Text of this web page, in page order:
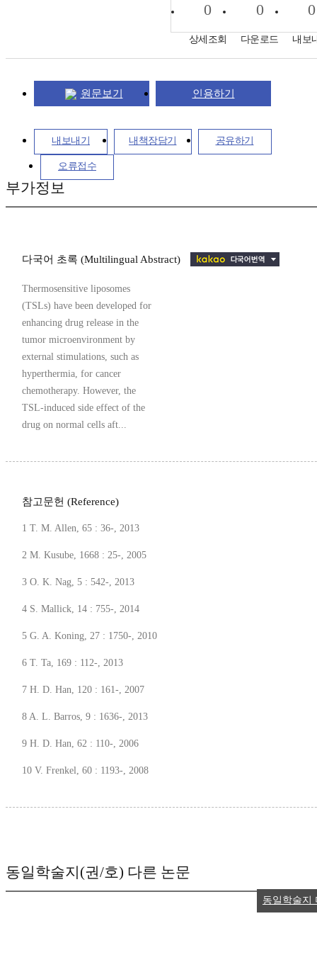
0
상세조회
0
다운로드
0
내보
원문보기 인용하기
내보내기 내책장담기 공유하기
오류접수
부가정보
다국어 초록 (Multilingual Abstract)
Thermosensitive liposomes
(TSLs) have been developed for
enhancing drug release in the
tumor microenvironment by
external stimulations, such as
hyperthermia, for cancer
chemotherapy. However, the
TSL-induced side effect of the
drug on normal cells aft...
참고문헌 (Reference)
1 T. M. Allen, 65 : 36-, 2013
2 M. Kusube, 1668 : 25-, 2005
3 O. K. Nag, 5 : 542-, 2013
4 S. Mallick, 14 : 755-, 2014
5 G. A. Koning, 27 : 1750-, 2010
6 T. Ta, 169 : 112-, 2013
7 H. D. Han, 120 : 161-, 2007
8 A. L. Barros, 9 : 1636-, 2013
9 H. D. Han, 62 : 110-, 2006
10 V. Frenkel, 60 : 1193-, 2008
동일학술지(권/호) 다른 논문
동일학술지